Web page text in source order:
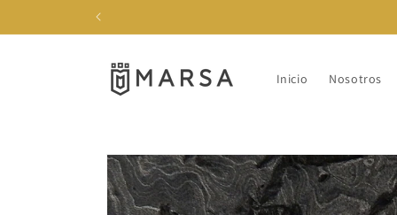
al contenido
Inicio Nosotros
directamente
a la
información
del producto